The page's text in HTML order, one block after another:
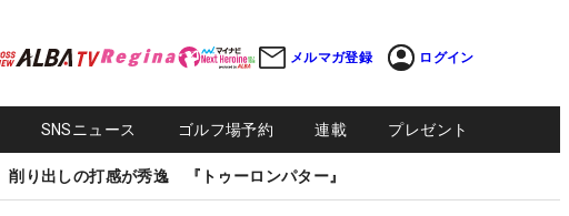
メルマガ登録 ログイン
SNSニュース ゴルフ場予約 連載 プレゼント
削り出しの打感が秀逸 『トゥーロンパター』